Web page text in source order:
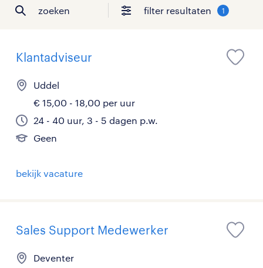
zoeken filter resultaten 1
Klantadviseur
Uddel
€ 15,00 - 18,00 per uur
24 - 40 uur, 3 - 5 dagen p.w.
Geen
bekijk vacature
Sales Support Medewerker
Deventer